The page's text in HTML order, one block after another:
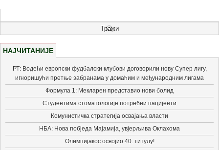
НАЈЧИТАНИЈЕ
РТ: Водећи европски фудбалски клубови договорили нову Супер лигу,
игноришући претње забранама у домаћим и међународним лигама
Формула 1: Мекларен представио нови болид
Студентима стоматологије потребни пацијенти
Комунистичка стратегија освајања власти
НБА: Нова побједа Мајамија, увјерљива Оклахома
Олимпијакос освојио 40. титулу!